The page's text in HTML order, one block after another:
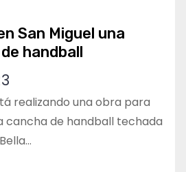
San Miguel una
handball
realizando una obra para
cancha de handball techada